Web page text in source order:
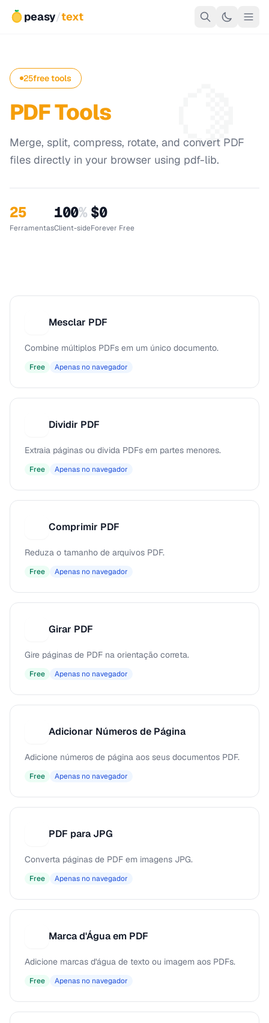
peasy/text
🍋
25free tools
PDF Tools
Merge, split, compress, rotate, and convert PDF
files directly in your browser using pdf-lib.
25
Ferramentas
100%
Client-side
$0
Forever Free
Mesclar PDF
Combine múltiplos PDFs em um único documento.
Free Apenas no navegador
Dividir PDF
Extraia páginas ou divida PDFs em partes menores.
Free Apenas no navegador
Comprimir PDF
Reduza o tamanho de arquivos PDF.
Free Apenas no navegador
Girar PDF
Gire páginas de PDF na orientação correta.
Free Apenas no navegador
Adicionar Números de Página
Adicione números de página aos seus documentos PDF.
Free Apenas no navegador
PDF para JPG
Converta páginas de PDF em imagens JPG.
Free Apenas no navegador
Marca d'Água em PDF
Adicione marcas d'água de texto ou imagem aos PDFs.
Free Apenas no navegador